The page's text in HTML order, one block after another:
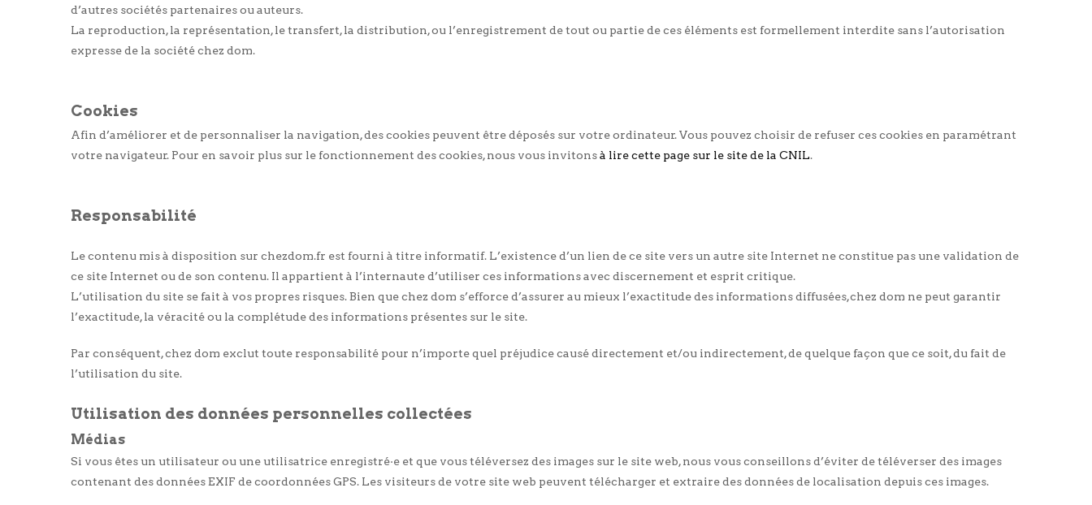
d’autres sociétés partenaires ou auteurs.
La reproduction, la représentation, le transfert, la distribution, ou l’enregistrement de tout ou partie de ces éléments est formellement interdite sans l’autorisation
expresse de la société chez dom.
Cookies
Afin d’améliorer et de personnaliser la navigation, des cookies peuvent être déposés sur votre ordinateur. Vous pouvez choisir de refuser ces cookies en paramétrant
votre navigateur. Pour en savoir plus sur le fonctionnement des cookies, nous vous invitonsà lire cette page sur le site de la CNIL.
Responsabilité
Le contenu mis à disposition sur chezdom.fr est fourni à titre informatif. L’existence d’un lien de ce site vers un autre site Internet ne constitue pas une validation de
ce site Internet ou de son contenu. Il appartient à l’internaute d’utiliser ces informations avec discernement et esprit critique.
L’utilisation du site se fait à vos propres risques. Bien que chez dom s’efforce d’assurer au mieux l’exactitude des informations diffusées,chez dom ne peut garantir
l’exactitude, la véracité ou la complétude des informations présentes sur le site.
Par conséquent, chez dom exclut toute responsabilité pour n’importe quel préjudice causé directement et/ou indirectement, de quelque façon que ce soit, du fait de
l’utilisation du site.
Utilisation des données personnelles collectées
Médias
Si vous êtes un utilisateur ou une utilisatrice enregistré·e et que vous téléversez des images sur le site web, nous vous conseillons d’éviter de téléverser des images
contenant des données EXIF de coordonnées GPS. Les visiteurs de votre site web peuvent télécharger et extraire des données de localisation depuis ces images.